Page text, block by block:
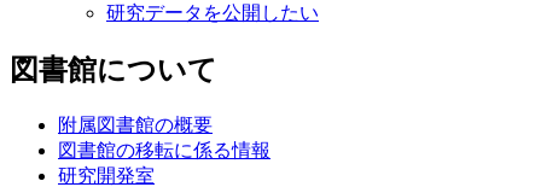
研究データを公開したい
図書館について
附属図書館の概要
図書館の移転に係る情報
研究開発室